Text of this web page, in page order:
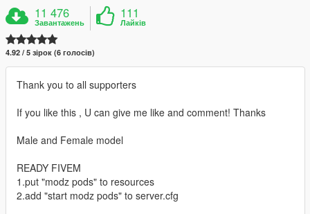
11 476
Завантажень
111
Лайків
4.92 / 5 зірок (6 голосів)
Thank you to all supporters
If you like this , U can give me like and comment! Thanks
Male and Female model
READY FIVEM
1.put "modz pods" to resources
2.add "start modz pods" to server.cfg